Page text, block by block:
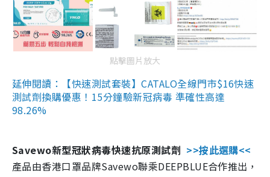
點擊圖片放大
延伸閱讀：【快速測試套裝】CATALO全線門市$16快速
測試劑換購優惠！15分鐘驗新冠病毒 準確性高達
98.26%
Savewo新型冠狀病毒快速抗原測試劑 >>按此選購<<
產品由香港口罩品牌Savewo聯乘DEEPBLUE合作推出，